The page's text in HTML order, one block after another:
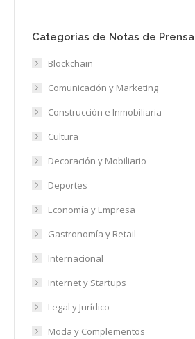
Categorías de Notas de Prensa
Blockchain
Comunicación y Marketing
Construcción e Inmobiliaria
Cultura
Decoración y Mobiliario
Deportes
Economía y Empresa
Gastronomía y Retail
Internacional
Internet y Startups
Legal y Jurídico
Moda y Complementos